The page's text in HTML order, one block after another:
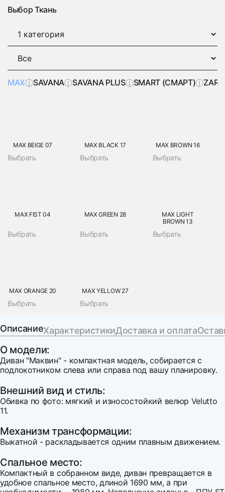
Выбор Ткань
MAX SAVANA SAVANA PLUS SMART (СМАРТ) ZARA
MAX BEIGE 07
Выбрать
MAX BLACK 17
Выбрать
MAX BROWN 16
Выбрать
MAX FIST 04
Выбрать
MAX GREEN 28
Выбрать
MAX LIGHT
BROWN 13
Выбрать
MAX ORANGE 20
Выбрать
MAX YELLOW 27
Выбрать
ОписаниеХарактеристикиДоставка и оплата
О модели:
Диван "Маквин" - компактная модель, собирается с
подлокотником слева или справа под вашу планировку.
Внешний вид и стиль:
Обивка по фото: мягкий и износостойкий велюр Velutto
11.
Механизм трансформации:
Выкатной - раскладывается одним плавным движением.
Спальное место:
Компактный в собранном виде, диван превращается в
удобное спальное место, длиной 1690 мм, а при